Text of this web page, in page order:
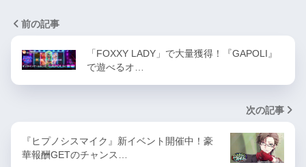
前の記事
「FOXXY LADY」で大量獲得！『GAPOLI』
で遊べるオ…
次の記事
『ヒプノシスマイク』新イベント開催中！豪
華報酬GETのチャンス…